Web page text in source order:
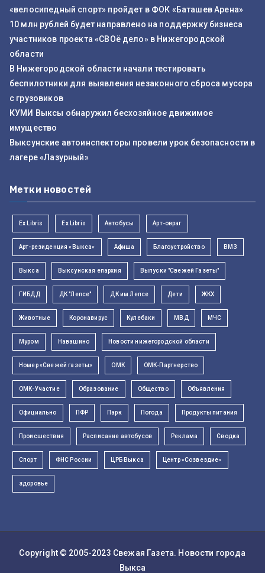
«велосипедный спорт» пройдет в ФОК «Баташев Арена»
10 млн рублей будет направлено на поддержку бизнеса
участников проекта «СВОё дело» в Нижегородской
области
В Нижегородской области начали тестировать
беспилотники для выявления незаконного сброса мусора
с грузовиков
КУМИ Выксы обнаружил бесхозяйное движимое
имущество
Выксунские автоинспекторы провели урок безопасности в
лагере «Лазурный»
Метки новостей
Ex Libris Ex Libris Автобусы Арт-овраг
Арт-резиденция «Выкса» Афиша Благоустройство ВМЗ
Выкса Выксунская епархия Выпуски "Свежей Газеты"
ГИБДД ДК "Лепсе" ДК им Лепсе Дети ЖКХ
Животные Коронавирус Кулебаки МВД МЧС
Муром Навашино Новости нижегородской области
Номер «Свежей газеты» ОМК ОМК-Партнерство
ОМК-Участие Образование Общество Объявления
Официально ПФР Парк Погода Продукты питания
Происшествия Расписание автобусов Реклама Сводка
Спорт ФНС России ЦРБ Выкса Центр «Созвездие»
здоровье
Copyright © 2005-2023 Свежая Газета. Новости города
Выкса